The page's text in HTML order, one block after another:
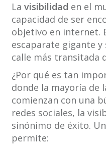
La visibilidad en el
capacidad de ser
objetivo en internet.
escaparate gigante
calle más transitada
¿Por qué es tan
donde la mayoría de
comienzan con una
redes sociales, la
sinónimo de éxito.
permite: